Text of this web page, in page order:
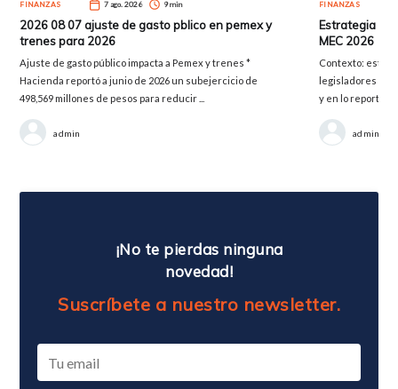
FINANZAS 7 ago. 2026 9 min
2026 08 07 ajuste de gasto pblico en pemex y
trenes para 2026
Ajuste de gasto público impacta a Pemex y trenes *
Hacienda reportó a junio de 2026 un subejercicio de
498,569 millones de pesos para reducir ...
admin
FINANZAS
Estrategia del
MEC 2026
Contexto: este
legisladores de
y en lo reportado
admin
¡No te pierdas ninguna
novedad!
Suscríbete a nuestro newsletter.